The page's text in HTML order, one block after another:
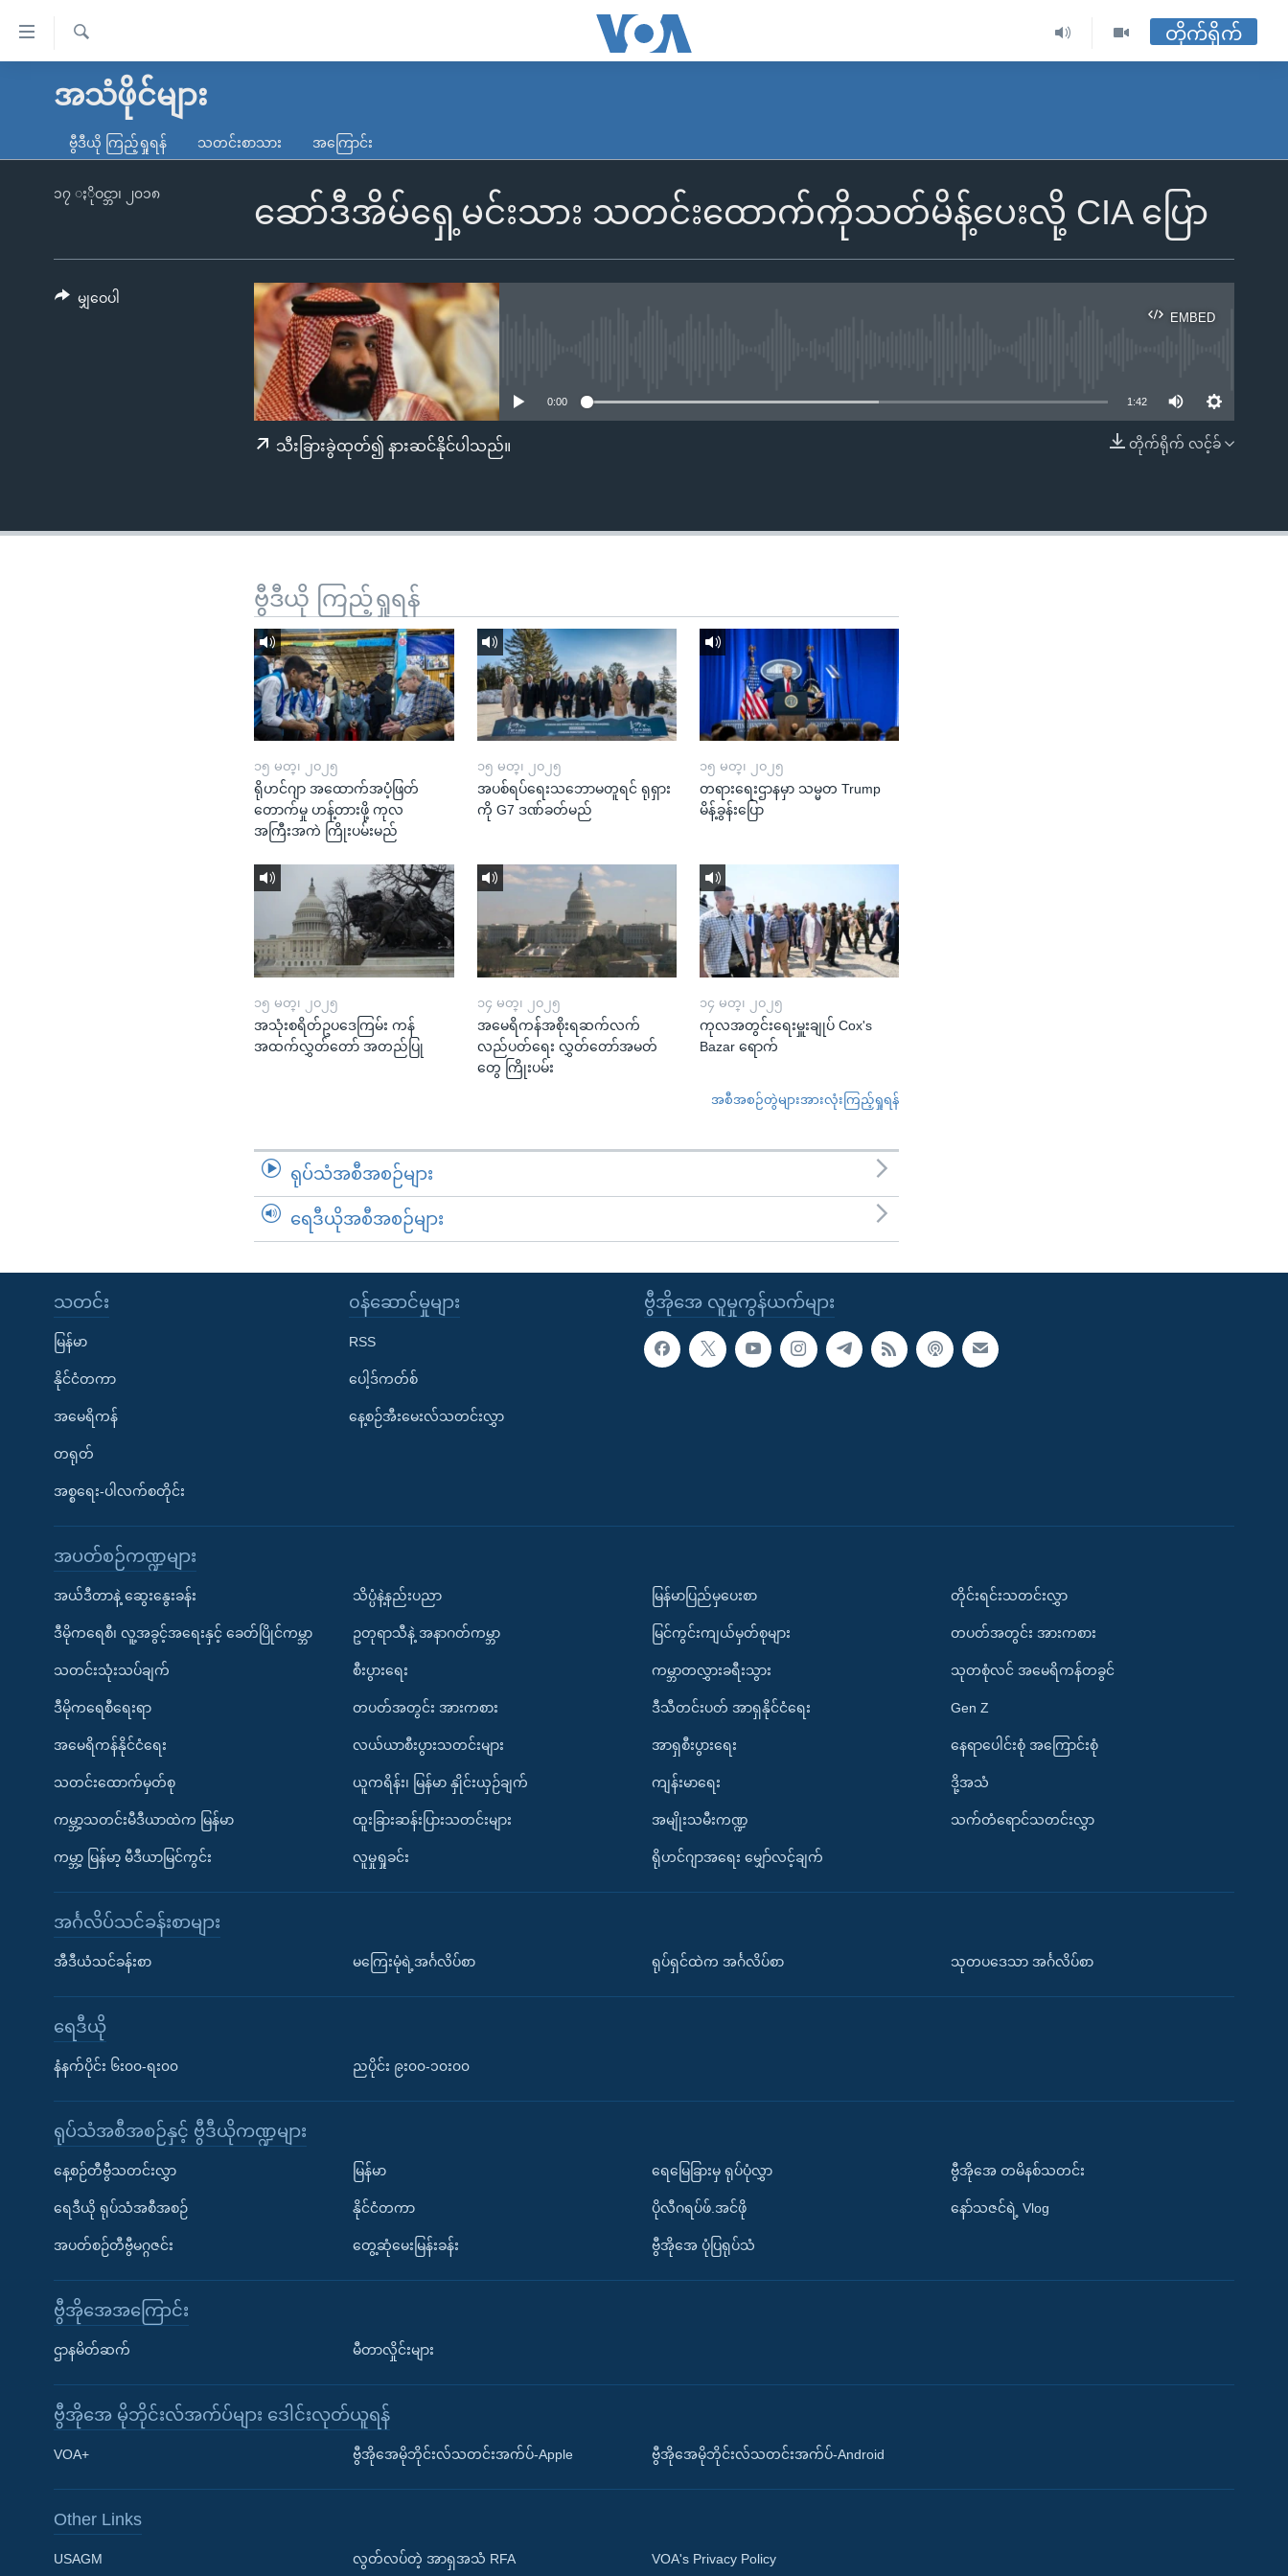
လွယ်ကူ
သည့်
ကျော်
မူလစာမျက်နှာ
ကမ္ဘာ့သတင်းများ
နိုင်ငံတကာ
တရုတ်
အစ္စရေး-ပါလက်စတိုင်း
ရပ်ဝန်းတခု လမ်းတခု အလွန်
အင်္ဂလိပ်စာလေ့လာမယ်
Learning English
ရ
တိုက်ရိုက်
အသံဖိုင်များ
ဗွီဒီယို ကြည့်ရှုရန် သတင်းစာသား အကြောင်း
ဆော်ဒီအိမ်ရှေ့မင်းသား သတင်းထောက်ကိုသတ်မိန့်ပေးလို့ CIA ပြော
၁၇ ႏိုဝင္ဘာ၊ ၂၀၁၈
EMBED
EMBED
0:00 1:42
တိုက်ရိုက် လင့်ခ်
သီးခြားခွဲထုတ်၍ နားဆင်နိုင်ပါသည်။
မျှဝေပါ
ဗွီဒီယို ကြည့်ရှုရန်
၁၅ မတ္၊ ၂၀၂၅
ရိုဟင်ဂျာ အထောက်အပံ့ဖြတ်
တောက်မှု ဟန့်တားဖို့ ကုလ
အကြီးအကဲ ကြိုးပမ်းမည်
၁၅ မတ္၊ ၂၀၂၅
အပစ်ရပ်ရေးသဘောမတူရင် ရုရှား
ကို G7 ဒဏ်ခတ်မည်
၁၅ မတ္၊ ၂၀၂၅
တရားရေးဌာနမှာ သမ္မတ Trump
မိန့်ခွန်းပြော
၁၅ မတ္၊ ၂၀၂၅
အသုံးစရိတ်ဥပဒေကြမ်း ကန်
အထက်လွှတ်တော် အတည်ပြု
၁၄ မတ္၊ ၂၀၂၅
အမေရိကန်အစိုးရဆက်လက်
လည်ပတ်ရေး လွှတ်တော်အမတ်
တွေ ကြိုးပမ်း
၁၄ မတ္၊ ၂၀၂၅
ကုလအတွင်းရေးမှူးချုပ် Cox's
Bazar ရောက်
အစီအစဉ်တွဲများအားလုံးကြည့်ရှုရန်
ရုပ်သံအစီအစဉ်များ
ရေဒီယိုအစီအစဉ်များ
ဗွီအိုအေ လူမှုကွန်ယက်များ
သတင်း
မြန်မာ
နိုင်ငံတကာ
အမေရိကန်
တရုတ်
အစ္စရေး-ပါလက်စတိုင်း
၀န်ဆောင်မှုများ
RSS
ပေါ့ဒ်ကတ်စ်
နေ့စဉ်အီးမေးလ်သတင်းလွှာ
အပတ်စဉ်ကဏ္ဍများ
အယ်ဒီတာနဲ့ ဆွေးနွေးခန်း
ဒီမိုကရေစီ၊ လူ့အခွင့်အရေးနှင့် ခေတ်ပြိုင်ကမ္ဘာ
သတင်းသုံးသပ်ချက်
ဒီမိုကရေစီရေးရာ
အမေရိကန်နိုင်ငံရေး
သတင်းထောက်မှတ်စု
ကမ္ဘာ့သတင်းမီဒီယာထဲက မြန်မာ
ကမ္ဘာ့ မြန်မာ့ မီဒီယာမြင်ကွင်း
သိပ္ပံနဲ့နည်းပညာ
ဥတုရာသီနဲ့ အနာဂတ်ကမ္ဘာ
စီးပွားရေး
တပတ်အတွင်း အားကစား
လယ်ယာစီးပွားသတင်းများ
ယူကရိန်း၊ မြန်မာ နှိုင်းယှဉ်ချက်
ထူးခြားဆန်းပြားသတင်းများ
လူမှုရှုခင်း
မြန်မာပြည်မှပေးစာ
မြင်ကွင်းကျယ်မှတ်စုများ
ကမ္ဘာတလွှားခရီးသွား
ဒီသီတင်းပတ် အာရှနိုင်ငံရေး
အာရှစီးပွားရေး
ကျန်းမာရေး
အမျိုးသမီးကဏ္ဍ
ရိုဟင်ဂျာအရေး မျှော်လင့်ချက်
တိုင်းရင်းသတင်းလွှာ
တပတ်အတွင်း အားကစား
သုတစုံလင် အမေရိကန်တခွင်
Gen Z
နေရာပေါင်းစုံ အကြောင်းစုံ
ဒို့အသံ
သက်တံရောင်သတင်းလွှာ
အင်္ဂလိပ်သင်ခန်းစာများ
အီဒီယံသင်ခန်းစာ မကြေးမုံရဲ့အင်္ဂလိပ်စာ ရုပ်ရှင်ထဲက အင်္ဂလိပ်စာ သုတပဒေသာ အင်္ဂလိပ်စာ
ရေဒီယို
နံနက်ပိုင်း ၆း၀၀-ရး၀၀ ညပိုင်း ၉း၀၀-၁၀း၀၀
ရုပ်သံအစီအစဉ်နှင့် ဗွီဒီယိုကဏ္ဍများ
နေ့စဉ်တီဗွီသတင်းလွှာ
ရေဒီယို ရုပ်သံအစီအစဉ်
အပတ်စဉ်တီဗွီမဂ္ဂဇင်း
မြန်မာ
နိုင်ငံတကာ
တွေ့ဆုံမေးမြန်းခန်း
ရေမြေခြားမှ ရုပ်ပုံလွှာ
ပိုလီဂရပ်ဖ်.အင်ဖို
ဗွီအိုအေ ပုံပြရုပ်သံ
ဗွီအိုအေ တမိနစ်သတင်း
နော်သဇင်ရဲ့ Vlog
ဗွီအိုအေအကြောင်း
ဌာနမိတ်ဆက် မီတာလှိုင်းများ
ဗွီအိုအေ မိုဘိုင်းလ်အက်ပ်များ ဒေါင်းလုတ်ယူရန်
VOA+ ဗွီအိုအေမိုဘိုင်းလ်သတင်းအက်ပ်-Apple ဗွီအိုအေမိုဘိုင်းလ်သတင်းအက်ပ်-Android
Other Links
USAGM လွတ်လပ်တဲ့ အာရှအသံ RFA VOA's Privacy Policy